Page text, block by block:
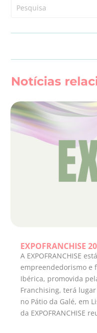
Notícias
EXPOFRANCHISE
A EXPOFRANCHISE
empreendedorismo e
Ibérica, promovida
Franchising, terá
no Pátio da Galé, em
da EXPOFRANCHISE